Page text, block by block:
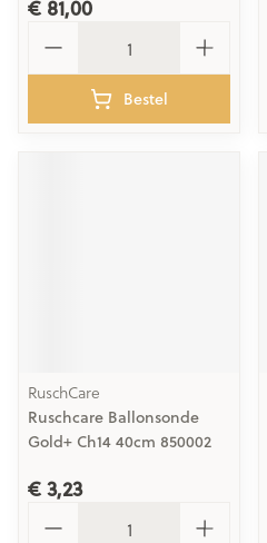
€ 81,00
Bestel
RuschCare
Ruschcare Ballonsonde
Gold+ Ch14 40cm 850002
€ 3,23